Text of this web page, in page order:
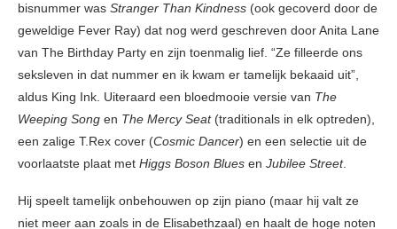
bisnummer was Stranger Than Kindness (ook gecoverd door de
geweldige Fever Ray) dat nog werd geschreven door Anita Lane
van The Birthday Party en zijn toenmalig lief. “Ze filleerde ons
seksleven in dat nummer en ik kwam er tamelijk bekaaid uit”,
aldus King Ink. Uiteraard een bloedmooie versie van The
Weeping Song en The Mercy Seat(traditionals in elk optreden),
een zalige T.Rex cover (Cosmic Dancer) en een selectie uit de
voorlaatste plaat met Higgs Boson Blues en Jubilee Street.
Hij speelt tamelijk onbehouwen op zijn piano (maar hij valt ze
niet meer aan zoals in de Elisabethzaal) en haalt de hoge noten